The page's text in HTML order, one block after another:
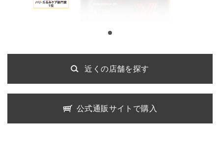
近くの店舗を探す
公式通販サイトで購入